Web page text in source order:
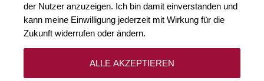
der Nutzer anzuzeigen. Ich bin damit einverstanden und
kann meine Einwilligung jederzeit mit Wirkung für die
Zukunft widerrufen oder ändern.
ALLE AKZEPTIEREN
Leider können wir keine passenden Produkte zu
ihrer Auswahl finden.